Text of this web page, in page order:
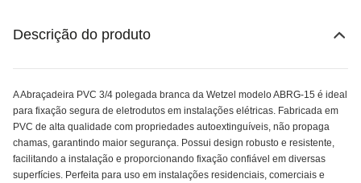
Descrição do produto
A Abraçadeira PVC 3/4 polegada branca da Wetzel modelo ABRG-15 é ideal
para fixação segura de eletrodutos em instalações elétricas. Fabricada em
PVC de alta qualidade com propriedades autoextinguíveis, não propaga
chamas, garantindo maior segurança. Possui design robusto e resistente,
facilitando a instalação e proporcionando fixação confiável em diversas
superfícies. Perfeita para uso em instalações residenciais, comerciais e